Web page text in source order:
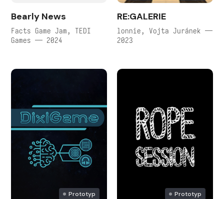
Bearly News
Facts Game Jam, TEDI
Games — 2024
RE:GALERIE
lonnie, Vojta Juránek —
2023
Prototyp Prototyp